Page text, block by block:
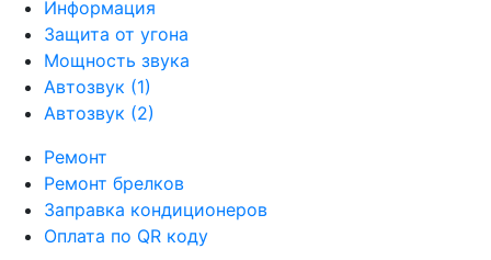
Информация
Защита от угона
Мощность звука
Автозвук (1)
Автозвук (2)
Ремонт
Ремонт брелков
Заправка кондиционеров
Оплата по QR коду